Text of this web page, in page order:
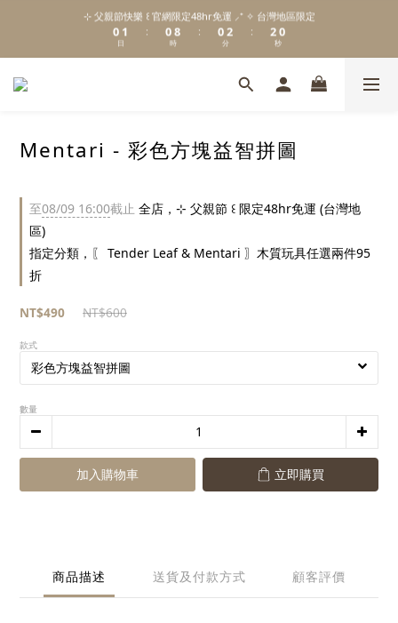
\ Welcome to 𝙻𝚒𝚝𝚝𝚕𝚎 𝙼𝚒𝚕𝚔𝚢 𝚆𝚊𝚢  ✨ For the Little Ones. /
⊹ 父親節快樂 ꒰ 官網限定48hr免運 ⸝⁺ ✧ 台灣地區限定
1
0
2
1
0
日
:
1
0
9
8
7
1
0
時
:
1
0
3
2
1
分
:
3
2
1
0
6
5
4
3
1
秒
新註冊會員贈 $𝟷𝟶𝟶 購物金✨新客首單輸碼「𝙽𝙴𝚆𝟸𝟶𝟸𝟼」享 𝟿 折優惠
\ Welcome to 𝙻𝚒𝚝𝚝𝚕𝚎 𝙼𝚒𝚕𝚔𝚢 𝚆𝚊𝚢  ✨ For the Little Ones. /
Mentari - 彩色方塊益智拼圖
至08/09 16:00截止 全店，⊹ 父親節 ꒰ 限定48hr免運 (台灣地
區)
指定分類，〖 Tender Leaf & Mentari 〗木質玩具任選兩件95
折
NT$600
NT$490
款式
數量
加入購物車 立即購買
商品描述 送貨及付款方式 顧客評價